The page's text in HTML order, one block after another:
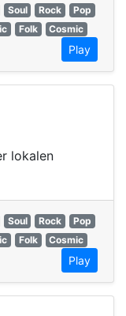
Soul Rock
Pop
Folk
Cosmic
Play
lokalen
Soul Rock
Pop
Folk
Cosmic
Play